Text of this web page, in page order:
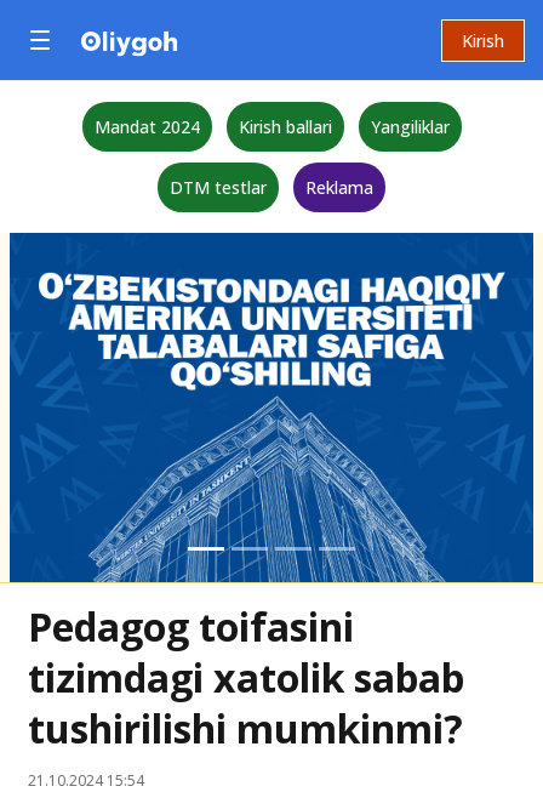
Kirish
Mandat 2024 Kirish ballari Yangiliklar
DTM testlar Reklama
Pedagog toifasini
tizimdagi xatolik sabab
tushirilishi mumkinmi?
21.10.2024 15:54